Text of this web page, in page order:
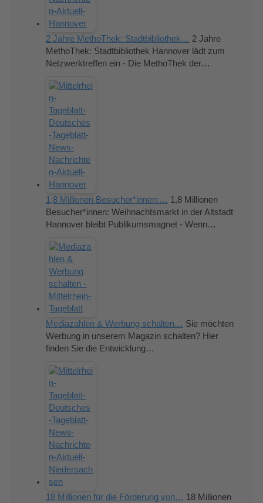
2 Jahre MethoThek: Stadtbibliothek… 2 Jahre
MethoThek: Stadtbibliothek Hannover lädt zum
Netzwerktreffen ein - Die MethoThek der…
1,8 Millionen Besucher*innen:… 1,8 Millionen
Besucher*innen: Weihnachtsmarkt in der Altstadt
Hannover bleibt Publikumsmagnet - Wenn…
Mediazahlen & Werbung schalten… Sie möchten
Werbung in unserem Magazin schalten? Hier
finden Sie die Entwicklung…
18 Millionen für die Förderung von… 18 Millionen